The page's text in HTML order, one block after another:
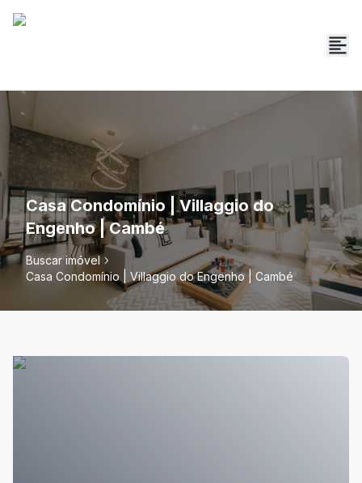
Casa Condomínio | Villaggio do
Engenho | Cambé
Buscar imóvel
Casa Condomínio | Villaggio do Engenho | Cambé